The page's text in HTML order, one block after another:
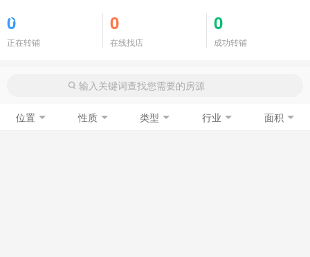
0
正在转铺
0
在线找店
0
成功转铺
位置 性质 类型 行业 面积